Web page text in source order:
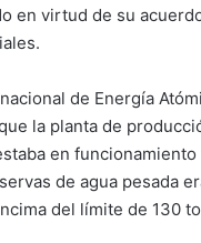
a
i
en virtud de su
de Energía
la planta de
en funcionamiento
de agua pesada
del límite de 130